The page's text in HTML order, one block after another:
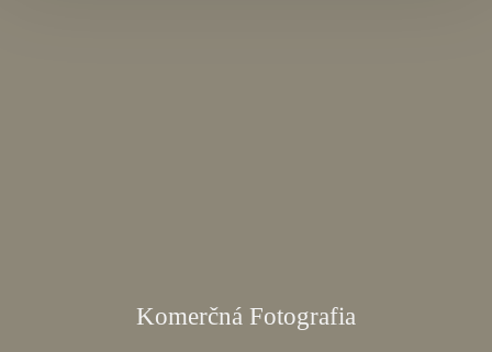
Komerčná Fotografia